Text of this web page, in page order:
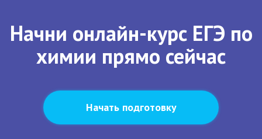
Начни онлайн-курс ЕГЭ по
химии прямо сейчас
Начать подготовку